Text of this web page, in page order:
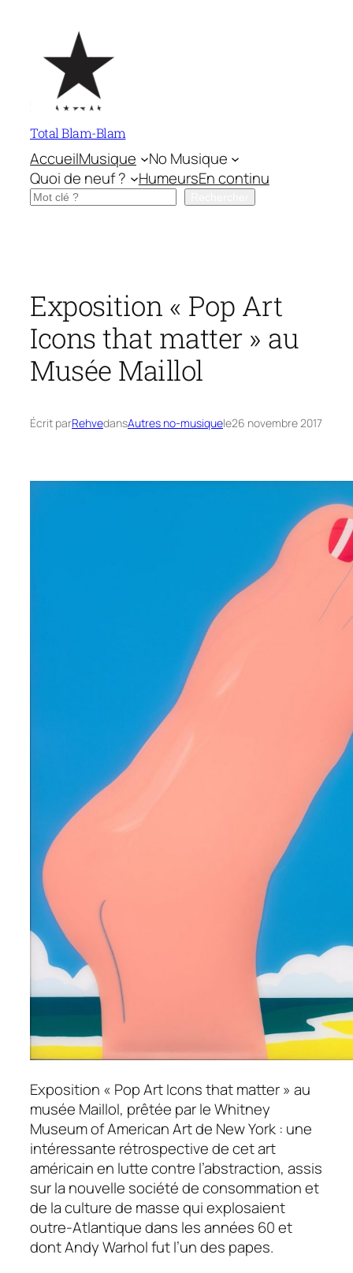
contenu
Total Blam-Blam
AccueilMusique
No Musique
Quoi de neuf ?
HumeursEn continu
Rechercher
Exposition « Pop Art
Icons that matter » au
Musée Maillol
Écrit parRehvedansAutres no-musiquele26 novembre 2017
Exposition « Pop Art Icons that matter » au
musée Maillol, prêtée par le Whitney
Museum of American Art de New York : une
intéressante rétrospective de cet art
américain en lutte contre l’abstraction, assis
sur la nouvelle société de consommation et
de la culture de masse qui explosaient
outre-Atlantique dans les années 60 et
dont Andy Warhol fut l’un des papes.